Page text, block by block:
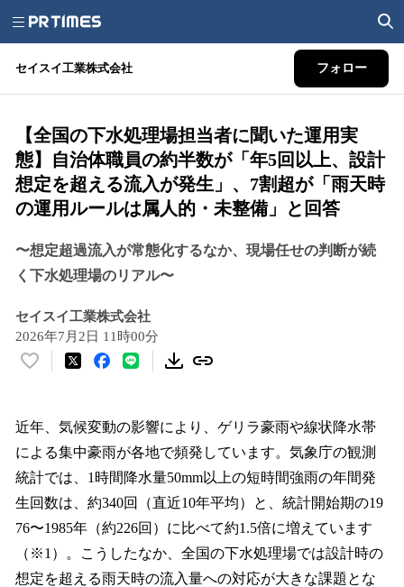
セイスイ工業株式会社 フォロー
【全国の下水処理場担当者に聞いた運用実
態】自治体職員の約半数が「年5回以上、設計
想定を超える流入が発生」、7割超が「雨天時
の運用ルールは属人的・未整備」と回答
〜想定超過流入が常態化するなか、現場任せの判断が続
く下水処理場のリアル〜
セイスイ工業株式会社
2026年7月2日 11時00分
い
！
数
を
読
み
中
で
近年、気候変動の影響により、ゲリラ豪雨や線状降水帯
による集中豪雨が各地で頻発しています。気象庁の観測
統計では、1時間降水量50mm以上の短時間強雨の年間発
生回数は、約340回（直近10年平均）と、統計開始期の19
76〜1985年（約226回）に比べて約1.5倍に増えています
（※1）。こうしたなか、全国の下水処理場では設計時の
想定を超える雨天時の流入量への対応が大きな課題とな